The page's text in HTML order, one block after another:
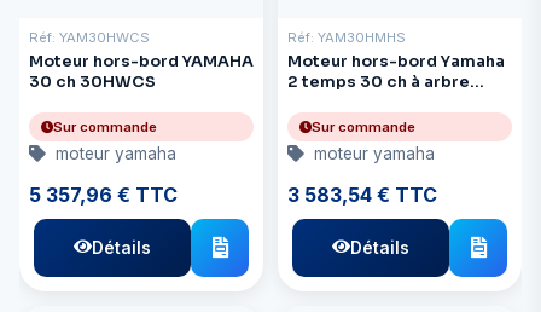
Réf: YAM30HWCS
Moteur hors-bord YAMAHA
30 ch 30HWCS
Sur commande
moteur yamaha
5 357,96 € TTC
Détails
Réf: YAM30HMHS
Moteur hors-bord Yamaha
2 temps 30 ch à arbre
Sur commande
moteur yamaha
3 583,54 € TTC
Détails